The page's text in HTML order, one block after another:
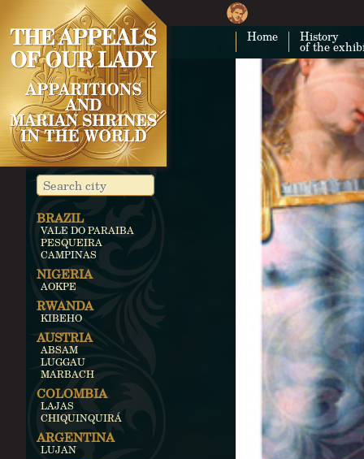
Home History
of the
BRAZIL
VALE DO PARAIBA
PESQUEIRA
CAMPINAS
NIGERIA
AOKPE
RWANDA
KIBEHO
AUSTRIA
ABSAM
LUGGAU
MARBACH
COLOMBIA
LAJAS
CHIQUINQUIRÁ
ARGENTINA
LUJAN